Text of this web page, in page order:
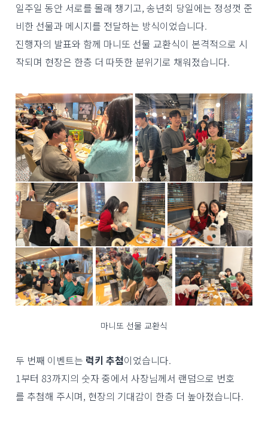
일주일 동안 서로를 몰래 챙기고, 송년회 당일에는 정성껏 준
비한 선물과 메시지를 전달하는 방식이었습니다.
진행자의 발표와 함께 마니또 선물 교환식이 본격적으로 시
작되며 현장은 한층 더 따뜻한 분위기로 채워졌습니다.
마니또 선물 교환식
두 번째 이벤트는 럭키 추첨이었습니다.
1부터 83까지의 숫자 중에서 사장님께서 랜덤으로 번호
를 추첨해 주시며, 현장의 기대감이 한층 더 높아졌습니다.